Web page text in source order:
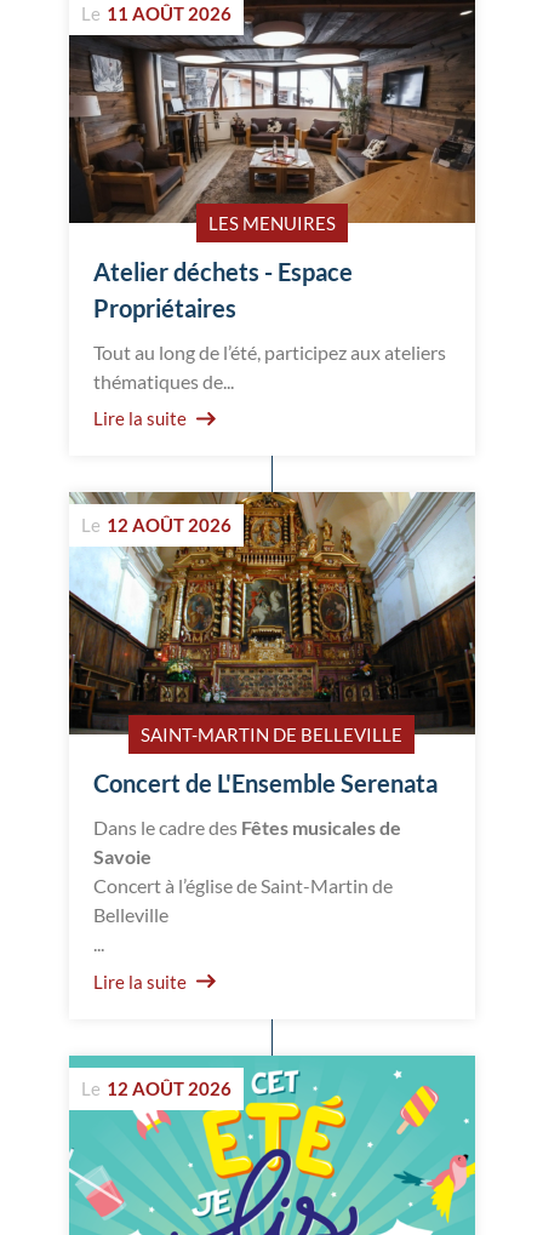
LES MENUIRES
Le 11 AOÛT 2026
Atelier déchets - Espace
Propriétaires
Tout au long de l’été, participez aux ateliers
thématiques de...
Lire la suite
SAINT-MARTIN DE BELLEVILLE
Le 12 AOÛT 2026
Concert de L'Ensemble Serenata
Dans le cadre desFêtes musicales de
Savoie
Concert à l’église de Saint-Martin de
Belleville
...
Lire la suite
Le 12 AOÛT 2026